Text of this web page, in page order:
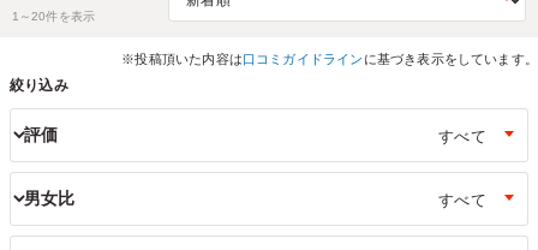
1～20件を表示
※投稿頂いた内容は口コミガイドライン に基づき表示をしています。
絞り込み
評価
男女比